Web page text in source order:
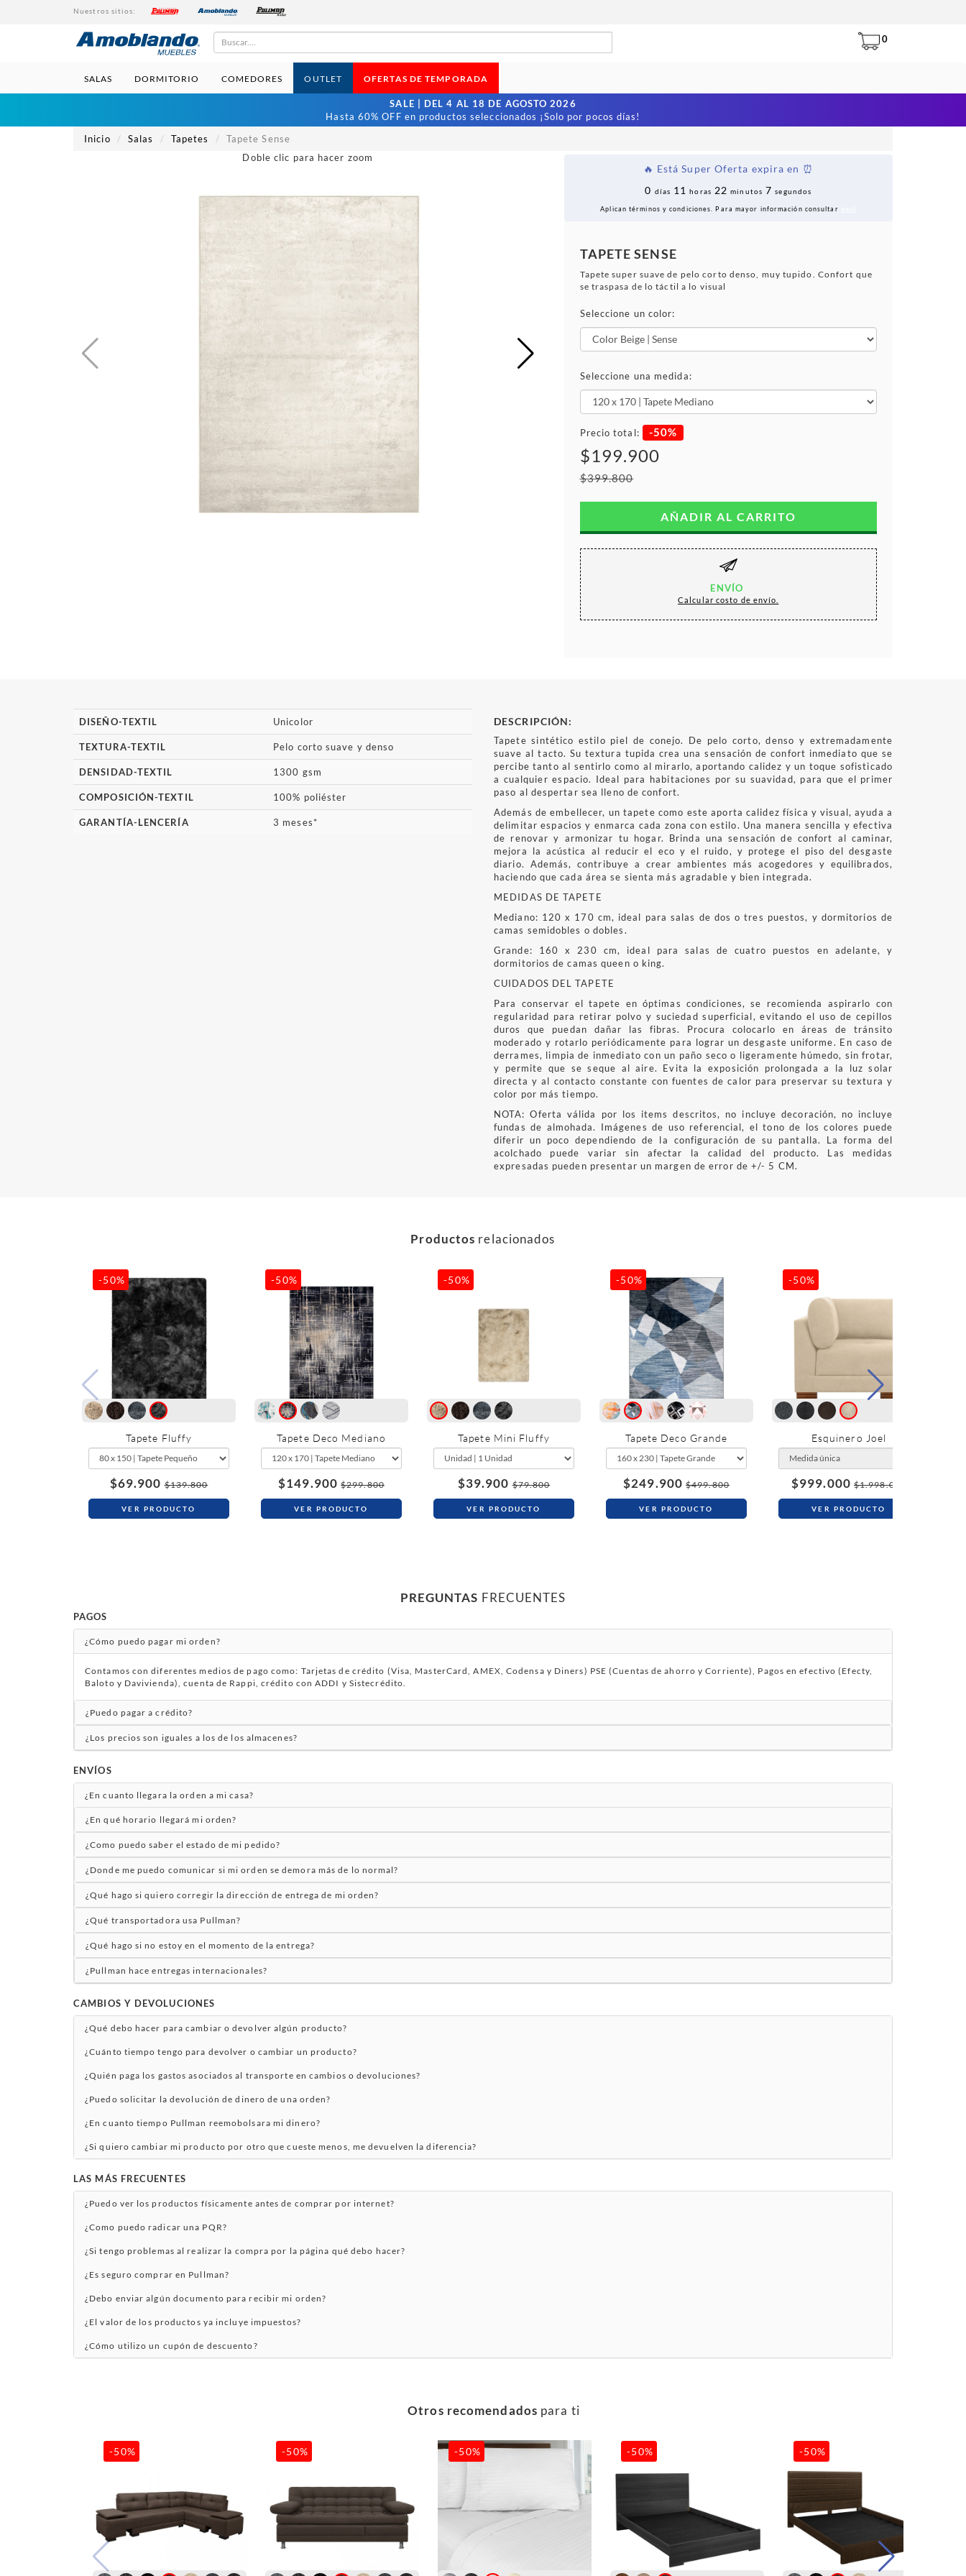
Nuestros sitios:
Buscar
0
SALAS DORMITORIO COMEDORES OUTLET OFERTAS DE TEMPORADA
SALE | DEL 4 AL 18 DE AGOSTO 2026
Hasta 60% OFF en productos seleccionados ¡Solo por pocos días!
Inicio
Salas Tapetes
Tapete Sense
Doble clic para hacer zoom
🔥 Está Super Oferta expira en ⏰
0 días 11horas 22minutos 6segundos
Aplican términos y condiciones. Para mayor información consultar
TAPETE SENSE
Tapete super suave de pelo corto denso, muy tupido. Confort que
se traspasa de lo táctil a lo visual
Seleccione un color:
Seleccione una medida:
Precio total: -50%
$199.900
$399.800
AÑADIR AL CARRITO
ENVÍO
Calcular costo de envío.
DISEÑO-TEXTIL Unicolor
TEXTURA-TEXTIL Pelo corto suave y denso
DENSIDAD-TEXTIL 1300 gsm
COMPOSICIÓN-TEXTIL 100% poliéster
GARANTÍA-LENCERÍA 3 meses*
DESCRIPCIÓN:
Tapete sintético estilo piel de conejo. De pelo corto, denso y extremadamente
suave al tacto. Su textura tupida crea una sensación de confort inmediato que se
percibe tanto al sentirlo como al mirarlo, aportando calidez y un toque sofisticado
a cualquier espacio. Ideal para habitaciones por su suavidad, para que el primer
paso al despertar sea lleno de confort.
Además de embellecer, un tapete como este aporta calidez física y visual, ayuda a
delimitar espacios y enmarca cada zona con estilo. Una manera sencilla y efectiva
de renovar y armonizar tu hogar. Brinda una sensación de confort al caminar,
mejora la acústica al reducir el eco y el ruido, y protege el piso del desgaste
diario. Además, contribuye a crear ambientes más acogedores y equilibrados,
haciendo que cada área se sienta más agradable y bien integrada.
MEDIDAS DE TAPETE
Mediano: 120 x 170 cm, ideal para salas de dos o tres puestos, y dormitorios de
camas semidobles o dobles.
Grande: 160 x 230 cm, ideal para salas de cuatro puestos en adelante, y
dormitorios de camas queen o king.
CUIDADOS DEL TAPETE
Para conservar el tapete en óptimas condiciones, se recomienda aspirarlo con
regularidad para retirar polvo y suciedad superficial, evitando el uso de cepillos
duros que puedan dañar las fibras. Procura colocarlo en áreas de tránsito
moderado y rotarlo periódicamente para lograr un desgaste uniforme. En caso de
derrames, limpia de inmediato con un paño seco o ligeramente húmedo, sin frotar,
y permite que se seque al aire. Evita la exposición prolongada a la luz solar
directa y al contacto constante con fuentes de calor para preservar su textura y
color por más tiempo.
NOTA: Oferta válida por los items descritos, no incluye decoración, no incluye
fundas de almohada. Imágenes de uso referencial, el tono de los colores puede
diferir un poco dependiendo de la configuración de su pantalla. La forma del
acolchado puede variar sin afectar la calidad del producto. Las medidas
expresadas pueden presentar un margen de error de +/- 5 CM.
Productos relacionados
-50%
Tapete Fluffy
$69.900 $139.800
VER PRODUCTO
-50%
Tapete Deco Mediano
$149.900 $299.800
VER PRODUCTO
-50%
Tapete Mini Fluffy
$39.900 $79.800
VER PRODUCTO
-50%
Tapete Deco Grande
$249.900 $499.800
VER PRODUCTO
-50%
Esquinero Joel
$999.000 $1.998.000
VER PRODUCTO
PREGUNTAS FRECUENTES
PAGOS
¿Cómo puedo pagar mi orden?
Contamos con diferentes medios de pago como: Tarjetas de crédito (Visa, MasterCard, AMEX, Codensa y Diners) PSE (Cuentas de ahorro y Corriente), Pagos en efectivo (Efecty,
Baloto y Davivienda), cuenta de Rappi, crédito con ADDI y Sistecrédito.
¿Puedo pagar a crédito?
¿Los precios son iguales a los de los almacenes?
ENVÍOS
¿En cuanto llegara la orden a mi casa?
¿En qué horario llegará mi orden?
¿Como puedo saber el estado de mi pedido?
¿Donde me puedo comunicar si mi orden se demora más de lo normal?
¿Qué hago si quiero corregir la dirección de entrega de mi orden?
¿Qué transportadora usa Pullman?
¿Qué hago si no estoy en el momento de la entrega?
¿Pullman hace entregas internacionales?
CAMBIOS Y DEVOLUCIONES
¿Qué debo hacer para cambiar o devolver algún producto?
¿Cuánto tiempo tengo para devolver o cambiar un producto?
¿Quién paga los gastos asociados al transporte en cambios o devoluciones?
¿Puedo solicitar la devolución de dinero de una orden?
¿En cuanto tiempo Pullman reemobolsara mi dinero?
¿Si quiero cambiar mi producto por otro que cueste menos, me devuelven la diferencia?
LAS MÁS FRECUENTES
¿Puedo ver los productos físicamente antes de comprar por internet?
¿Como puedo radicar una PQR?
¿Si tengo problemas al realizar la compra por la página qué debo hacer?
¿Es seguro comprar en Pullman?
¿Debo enviar algún documento para recibir mi orden?
¿El valor de los productos ya incluye impuestos?
¿Cómo utilizo un cupón de descuento?
Otros recomendados para ti
-50% -50% -50% -50% -50%